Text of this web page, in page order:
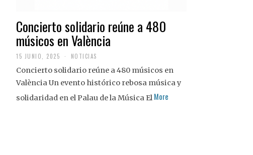
Concierto solidario reúne a 480
músicos en València
15 JUNIO, 2025 NOTICIAS
Concierto solidario reúne a 480 músicos en
València Un evento histórico rebosa música y
solidaridad en el Palau de la Música El More